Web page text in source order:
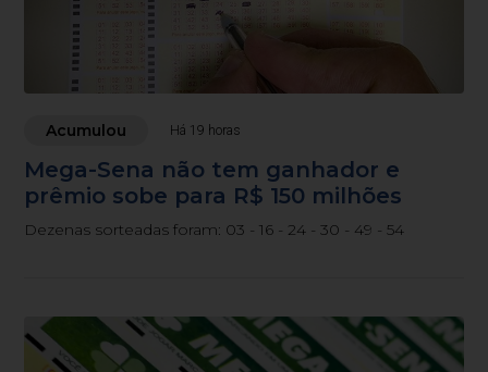
Acumulou Há 19 horas
Mega-Sena não tem ganhador e
prêmio sobe para R$ 150 milhões
Dezenas sorteadas foram: 03 - 16 - 24 - 30 - 49 - 54